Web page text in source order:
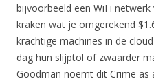
bijvoorbeeld een WiFi
kraken wat je omgerekend
krachtige machines in de
dag hun slijptol of zwaarder
Goodman noemt dit Crime as